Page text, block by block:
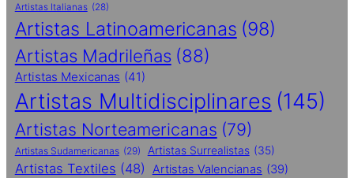
Artistas Italianas (28)
Artistas Latinoamericanas (98)
Artistas Madrileñas (88)
Artistas Mexicanas (41)
Artistas Multidisciplinares (145)
Artistas Norteamericanas (79)
Artistas Sudamericanas (29) Artistas Surrealistas (35)
Artistas Textiles (48) Artistas Valencianas (39)